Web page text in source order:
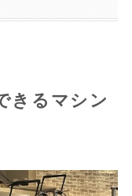
きるマシン